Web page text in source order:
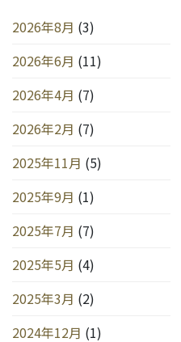
2026年8月 (3)
2026年6月 (11)
2026年4月 (7)
2026年2月 (7)
2025年11月 (5)
2025年9月 (1)
2025年7月 (7)
2025年5月 (4)
2025年3月 (2)
2024年12月 (1)